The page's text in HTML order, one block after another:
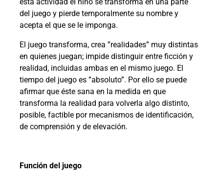
esta actividad el niño se transforma en una parte
del juego y pierde temporalmente su nombre y
acepta el que se le imponga.
El juego transforma, crea ”realidades” muy distintas
en quienes juegan; impide distinguir entre ficción y
realidad, incluidas ambas en el mismo juego. El
tiempo del juego es ”absoluto”. Por ello se puede
afirmar que éste sana en la medida en que
transforma la realidad para volverla algo distinto,
posible, factible por mecanismos de identificación,
de comprensión y de elevación.
Función del juego